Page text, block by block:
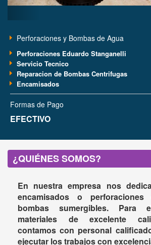
Perforaciones y Bombas de Agua
Perforaciones Eduardo Stanganelli
Servicio Tecnico
Reparacion de Bombas Centrifugas
Encamisados
Formas de Pago
EFECTIVO
¿QUIÉNES SOMOS?
En nuestra empresa nos
encamisados o
bombas sumergibles. Para
materiales de excelente
contamos con personal
ejecutar los trabajos con